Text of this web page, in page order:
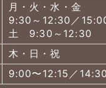
月・火・水・金
9:30～12:30／
土 9:30～12:30
木・日・祝
9:00〜12:15／